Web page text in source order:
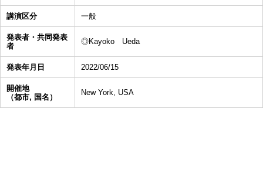
講演区分 一般
発表者・共同発表
者
◎Kayoko Ueda
発表年月日 2022/06/15
開催地
（都市, 国名）
New York, USA